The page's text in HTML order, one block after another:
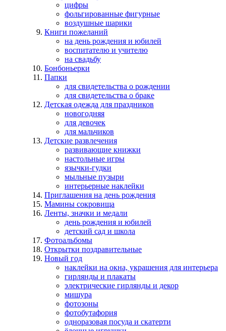
цифры
фольгированные фигурные
воздушные шарики
Книги пожеланий
на день рождения и юбилей
воспитателю и учителю
на свадьбу
Бонбоньерки
Папки
для свидетельства о рождении
для свидетельства о браке
Детская одежда для праздников
новогодняя
для девочек
для мальчиков
Детские развлечения
развивающие книжки
настольные игры
язычки-гудки
мыльные пузыри
интерьерные наклейки
Приглашения на день рождения
Мамины сокровища
Ленты, значки и медали
день рождения и юбилей
детский сад и школа
Фотоальбомы
Открытки поздравительные
Новый год
наклейки на окна, украшения для интерьера
гирлянды и плакаты
электрические гирлянды и декор
мишура
фотозоны
фотобутафория
одноразовая посуда и скатерти